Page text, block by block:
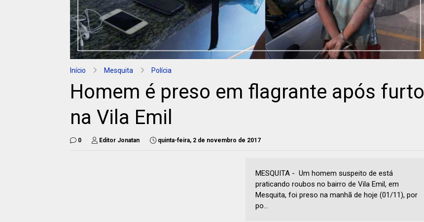
Início Mesquita Polícia
Homem é preso em flagrante após furto
na Vila Emil
0 Editor Jonatan quinta-feira, 2 de novembro de 2017
MESQUITA - Um homem suspeito de está
praticando roubos no bairro de Vila Emil, em
Mesquita, foi preso na manhã de hoje (01/11), por
po...